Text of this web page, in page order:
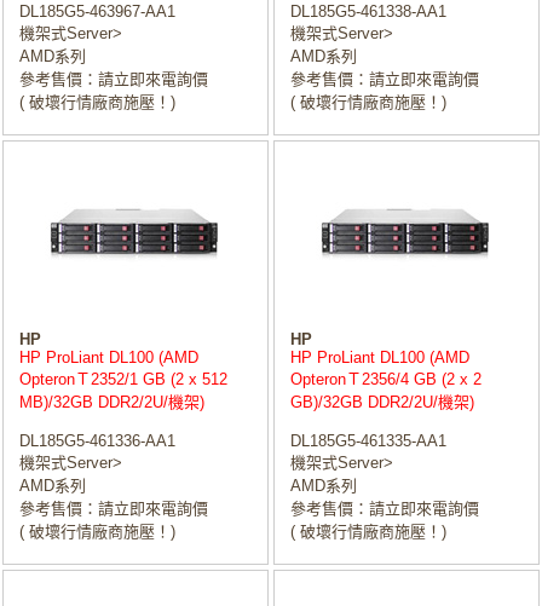
DL185G5-463967-AA1
機架式Server>
AMD系列
參考售價：請立即來電詢價
( 破壞行情廠商施壓！)
DL185G5-461338-AA1
機架式Server>
AMD系列
參考售價：請立即來電詢價
( 破壞行情廠商施壓！)
HP
HP ProLiant DL100 (AMD
OpteronＴ2352/1 GB (2 x 512
MB)/32GB DDR2/2U/機架)
DL185G5-461336-AA1
機架式Server>
AMD系列
參考售價：請立即來電詢價
( 破壞行情廠商施壓！)
HP
HP ProLiant DL100 (AMD
OpteronＴ2356/4 GB (2 x 2
GB)/32GB DDR2/2U/機架)
DL185G5-461335-AA1
機架式Server>
AMD系列
參考售價：請立即來電詢價
( 破壞行情廠商施壓！)